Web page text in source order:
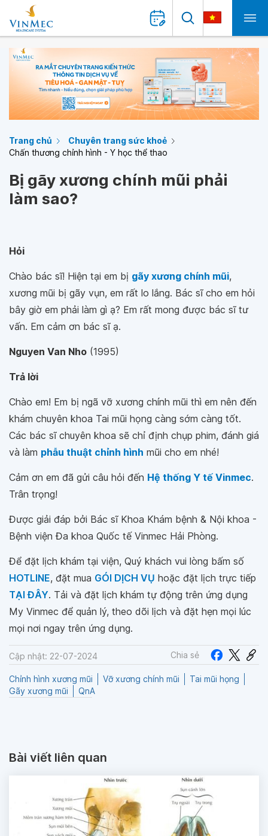
Trang chủ
Chuyên trang sức khoẻ
Chấn thương chỉnh hình - Y học thể thao
Bị gãy xương chính mũi phải
làm sao?
Hỏi
Chào bác sĩ! Hiện tại em bị gãy xương chính mũi,
xương mũi bị gãy vụn, em rất lo lắng. Bác sĩ cho em hỏi
bây giờ em phải làm gì ạ? Em rất mong được bác sĩ tư
vấn. Em cảm ơn bác sĩ ạ.
Nguyen Van Nho (1995)
Trả lời
Chào em! Em bị ngã vỡ xương chính mũi thì em nên đến
khám chuyên khoa Tai mũi họng càng sớm càng tốt.
Các bác sĩ chuyên khoa sẽ chỉ định chụp phim, đánh giá
và làm phẫu thuật chỉnh hình mũi cho em nhé!
Cảm ơn em đã gửi câu hỏi đến Hệ thống Y tế Vinmec.
Trân trọng!
Được giải đáp bởi Bác sĩ Khoa Khám bệnh & Nội khoa -
Bệnh viện Đa khoa Quốc tế Vinmec Hải Phòng.
Để đặt lịch khám tại viện, Quý khách vui lòng bấm số
HOTLINE, đặt mua GÓI DỊCH VỤ hoặc đặt lịch trực tiếp
TẠI ĐÂY. Tải và đặt lịch khám tự động trên ứng dụng
My Vinmec để quản lý, theo dõi lịch và đặt hẹn mọi lúc
mọi nơi ngay trên ứng dụng.
Cập nhật: 22-07-2024 Chia sẻ
Chỉnh hình xương mũi Vỡ xương chính mũi
Tai mũi họng
Gãy xương mũi
QnA
Bài viết liên quan